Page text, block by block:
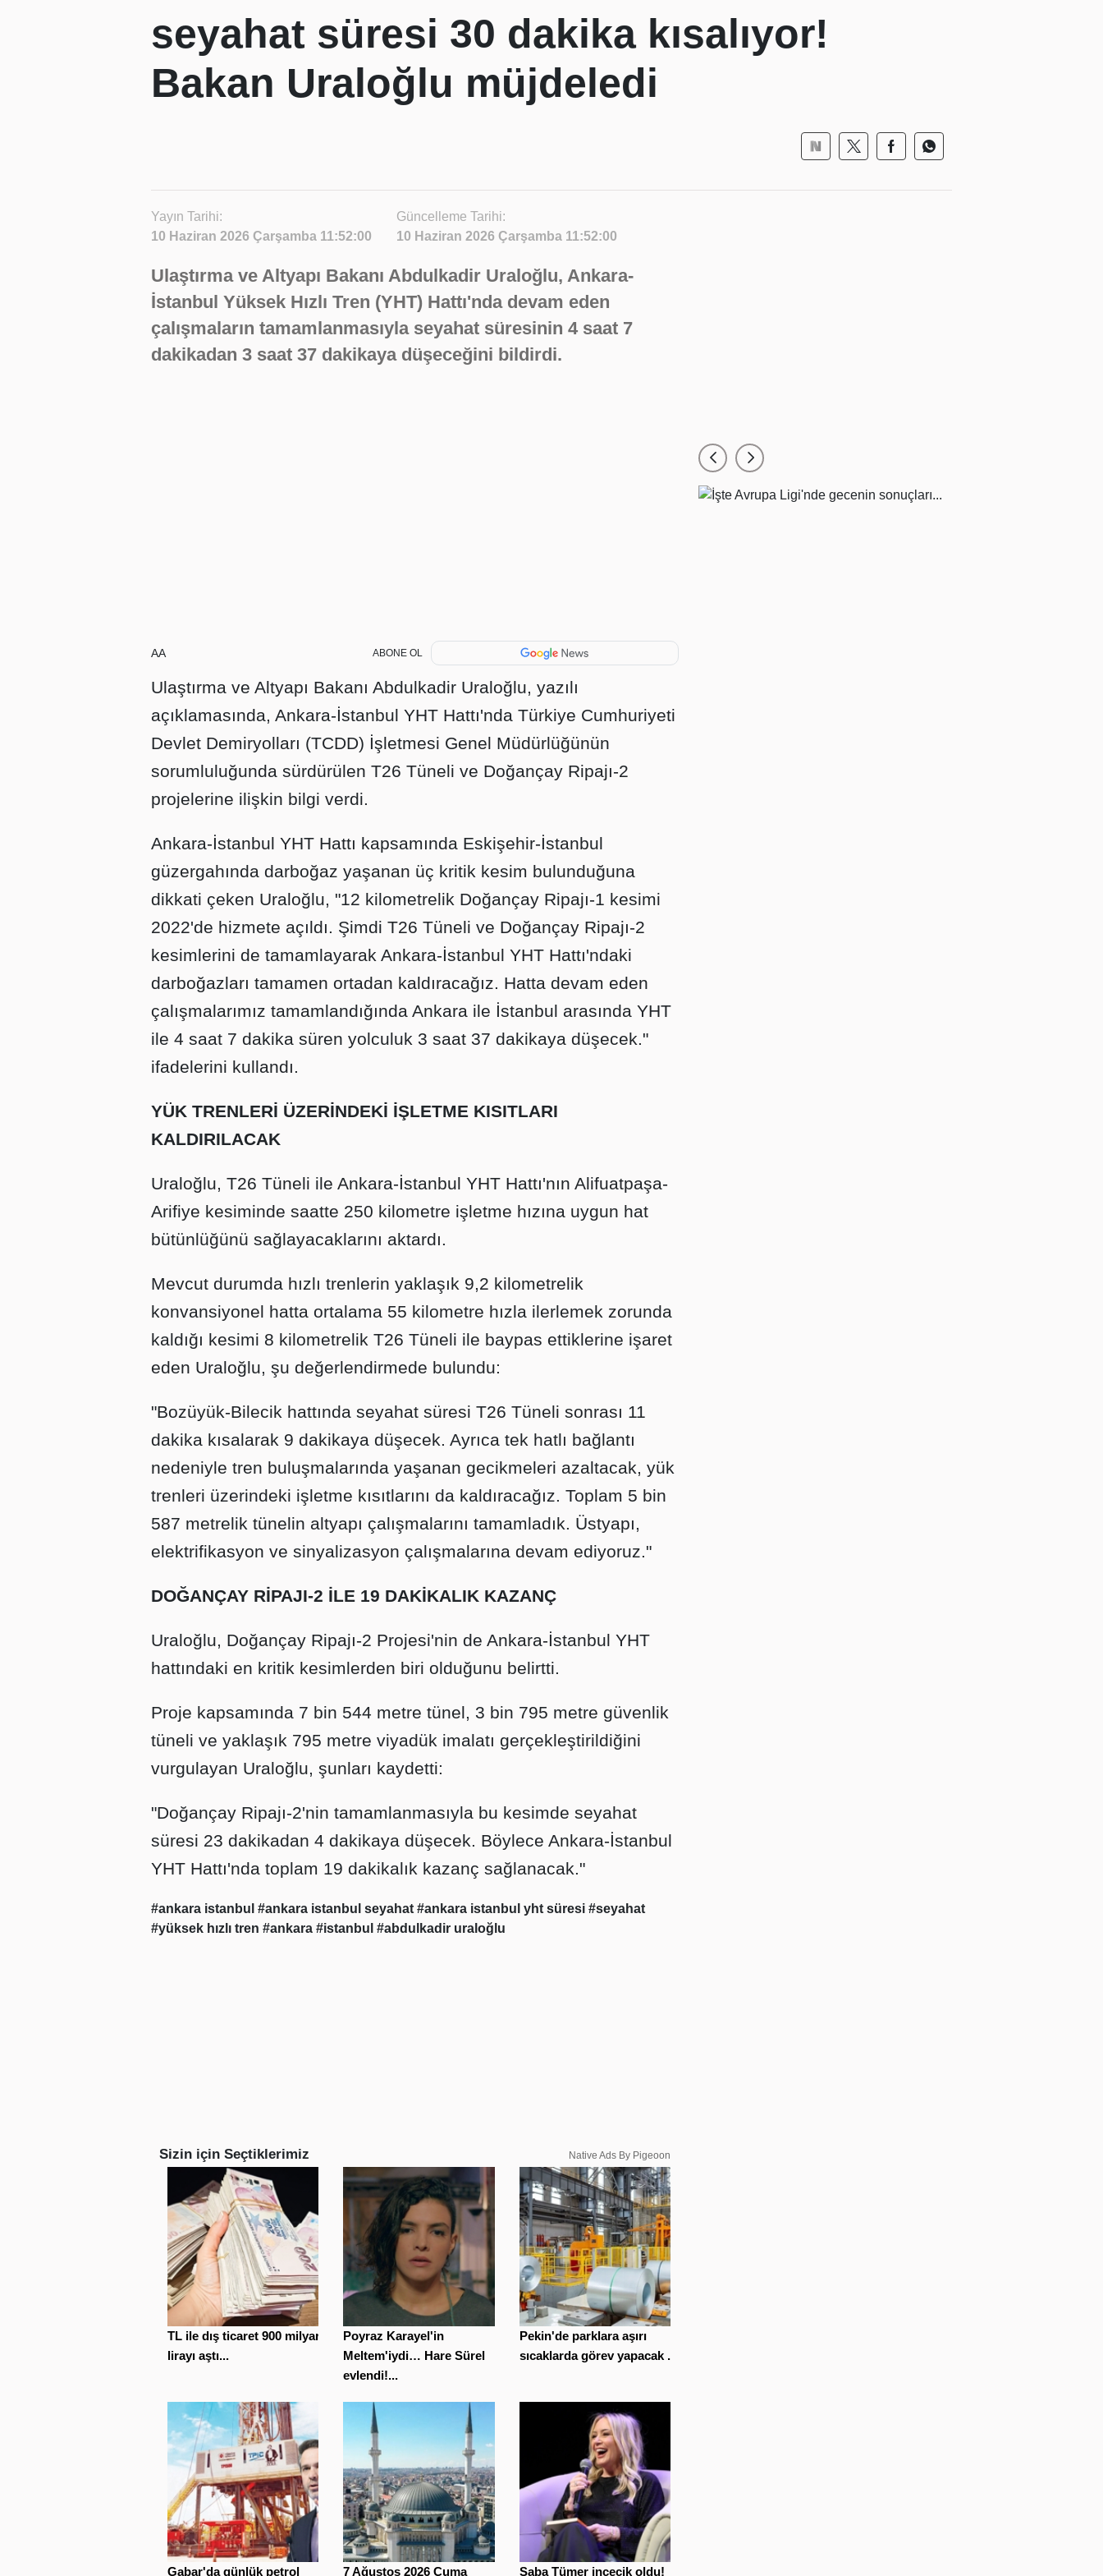
seyahat süresi 30 dakika kısalıyor!
Bakan Uraloğlu müjdeledi
Yayın Tarihi:
10 Haziran 2026 Çarşamba 11:52:00
Güncelleme Tarihi:
10 Haziran 2026 Çarşamba 11:52:00
Ulaştırma ve Altyapı Bakanı Abdulkadir Uraloğlu, Ankara-
İstanbul Yüksek Hızlı Tren (YHT) Hattı'nda devam eden
çalışmaların tamamlanmasıyla seyahat süresinin 4 saat 7
dakikadan 3 saat 37 dakikaya düşeceğini bildirdi.
AA ABONE OL
Ulaştırma ve Altyapı Bakanı Abdulkadir Uraloğlu, yazılı
açıklamasında, Ankara-İstanbul YHT Hattı'nda Türkiye Cumhuriyeti
Devlet Demiryolları (TCDD) İşletmesi Genel Müdürlüğünün
sorumluluğunda sürdürülen T26 Tüneli ve Doğançay Ripajı-2
projelerine ilişkin bilgi verdi.
Ankara-İstanbul YHT Hattı kapsamında Eskişehir-İstanbul
güzergahında darboğaz yaşanan üç kritik kesim bulunduğuna
dikkati çeken Uraloğlu, "12 kilometrelik Doğançay Ripajı-1 kesimi
2022'de hizmete açıldı. Şimdi T26 Tüneli ve Doğançay Ripajı-2
kesimlerini de tamamlayarak Ankara-İstanbul YHT Hattı'ndaki
darboğazları tamamen ortadan kaldıracağız. Hatta devam eden
çalışmalarımız tamamlandığında Ankara ile İstanbul arasında YHT
ile 4 saat 7 dakika süren yolculuk 3 saat 37 dakikaya düşecek."
ifadelerini kullandı.
YÜK TRENLERİ ÜZERİNDEKİ İŞLETME KISITLARI
KALDIRILACAK
Uraloğlu, T26 Tüneli ile Ankara-İstanbul YHT Hattı'nın Alifuatpaşa-
Arifiye kesiminde saatte 250 kilometre işletme hızına uygun hat
bütünlüğünü sağlayacaklarını aktardı.
Mevcut durumda hızlı trenlerin yaklaşık 9,2 kilometrelik
konvansiyonel hatta ortalama 55 kilometre hızla ilerlemek zorunda
kaldığı kesimi 8 kilometrelik T26 Tüneli ile baypas ettiklerine işaret
eden Uraloğlu, şu değerlendirmede bulundu:
"Bozüyük-Bilecik hattında seyahat süresi T26 Tüneli sonrası 11
dakika kısalarak 9 dakikaya düşecek. Ayrıca tek hatlı bağlantı
nedeniyle tren buluşmalarında yaşanan gecikmeleri azaltacak, yük
trenleri üzerindeki işletme kısıtlarını da kaldıracağız. Toplam 5 bin
587 metrelik tünelin altyapı çalışmalarını tamamladık. Üstyapı,
elektrifikasyon ve sinyalizasyon çalışmalarına devam ediyoruz."
DOĞANÇAY RİPAJI-2 İLE 19 DAKİKALIK KAZANÇ
Uraloğlu, Doğançay Ripajı-2 Projesi'nin de Ankara-İstanbul YHT
hattındaki en kritik kesimlerden biri olduğunu belirtti.
Proje kapsamında 7 bin 544 metre tünel, 3 bin 795 metre güvenlik
tüneli ve yaklaşık 795 metre viyadük imalatı gerçekleştirildiğini
vurgulayan Uraloğlu, şunları kaydetti:
"Doğançay Ripajı-2'nin tamamlanmasıyla bu kesimde seyahat
süresi 23 dakikadan 4 dakikaya düşecek. Böylece Ankara-İstanbul
YHT Hattı'nda toplam 19 dakikalık kazanç sağlanacak."
#ankara istanbul #ankara istanbul seyahat #ankara istanbul yht süresi #seyahat
#yüksek hızlı tren #ankara #istanbul #abdulkadir uraloğlu
Sizin için Seçtiklerimiz Native Ads By Pigeoon
TL ile dış ticaret 900 milyar
lirayı aştı...
Poyraz Karayel'in
Meltem'iydi… Hare Sürel
evlendi!...
Pekin'de parklara aşırı
sıcaklarda görev yapacak ...
Gabar'da günlük petrol 7 Ağustos 2026 Cuma Saba Tümer incecik oldu!